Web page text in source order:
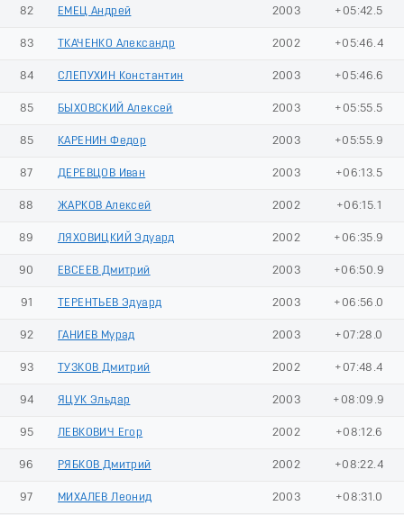
82 ЕМЕЦ Андрей 2003 +05:42.5
83 ТКАЧЕНКО Александр 2002 +05:46.4
84 СЛЕПУХИН Константин 2003 +05:46.6
85 БЫХОВСКИЙ Алексей 2003 +05:55.5
85 КАРЕНИН Федор 2003 +05:55.9
87 ДЕРЕВЦОВ Иван 2003 +06:13.5
88 ЖАРКОВ Алексей 2002 +06:15.1
89 ЛЯХОВИЦКИЙ Эдуард 2002 +06:35.9
90 ЕВСЕЕВ Дмитрий 2003 +06:50.9
91 ТЕРЕНТЬЕВ Эдуард 2003 +06:56.0
92 ГАНИЕВ Мурад 2003 +07:28.0
93 ТУЗКОВ Дмитрий 2002 +07:48.4
94 ЯЦУК Эльдар 2003 +08:09.9
95 ЛЕВКОВИЧ Егор 2002 +08:12.6
96 РЯБКОВ Дмитрий 2002 +08:22.4
97 МИХАЛЕВ Леонид 2003 +08:31.0